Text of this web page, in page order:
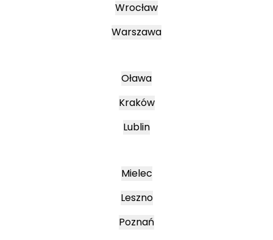
Wrocław
Warszawa
Oława
Kraków
Lublin
Mielec
Leszno
Poznań